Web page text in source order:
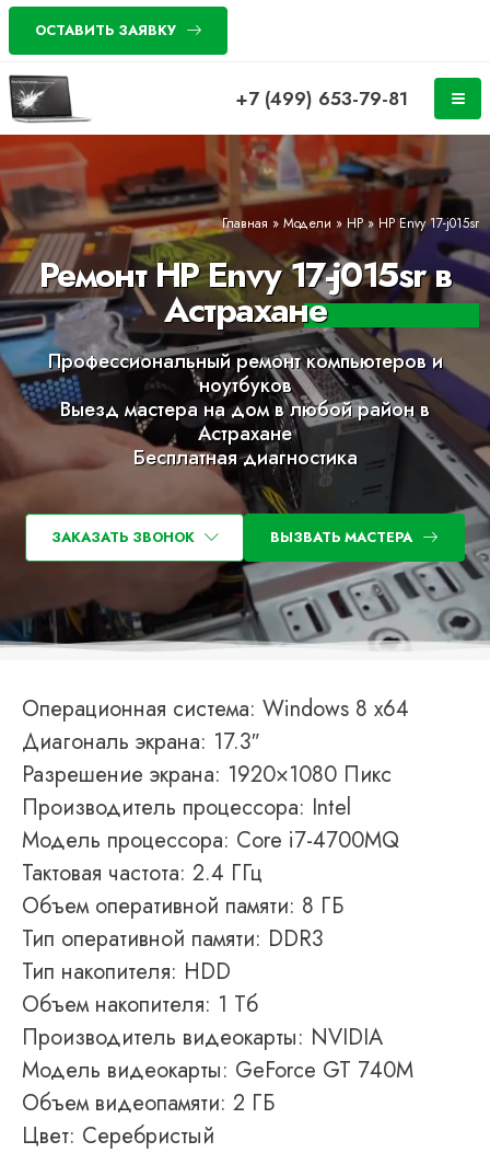
ОСТАВИТЬ ЗАЯВКУ
+7 (499) 653-79-81
Главная » Модели » HP» HP Envy 17-j015sr
Ремонт HP Envy 17-j015sr в
Астрахане
Профессиональный ремонт компьютеров и
ноутбуков
Выезд мастера на дом в любой район в
Астрахане
Бесплатная диагностика
ЗАКАЗАТЬ ЗВОНОК ВЫЗВАТЬ МАСТЕРА
Операционная система: Windows 8 x64
Диагональ экрана: 17.3″
Разрешение экрана: 1920×1080 Пикс
Производитель процессора: Intel
Модель процессора: Core i7-4700MQ
Тактовая частота: 2.4 ГГц
Объем оперативной памяти: 8 ГБ
Тип оперативной памяти: DDR3
Тип накопителя: HDD
Объем накопителя: 1 Тб
Производитель видеокарты: NVIDIA
Модель видеокарты: GeForce GT 740M
Объем видеопамяти: 2 ГБ
Цвет: Серебристый